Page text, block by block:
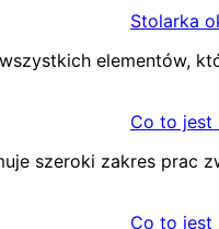
Stolarka
elementów,
Co to jest
szeroki zakres prac
Co to jest